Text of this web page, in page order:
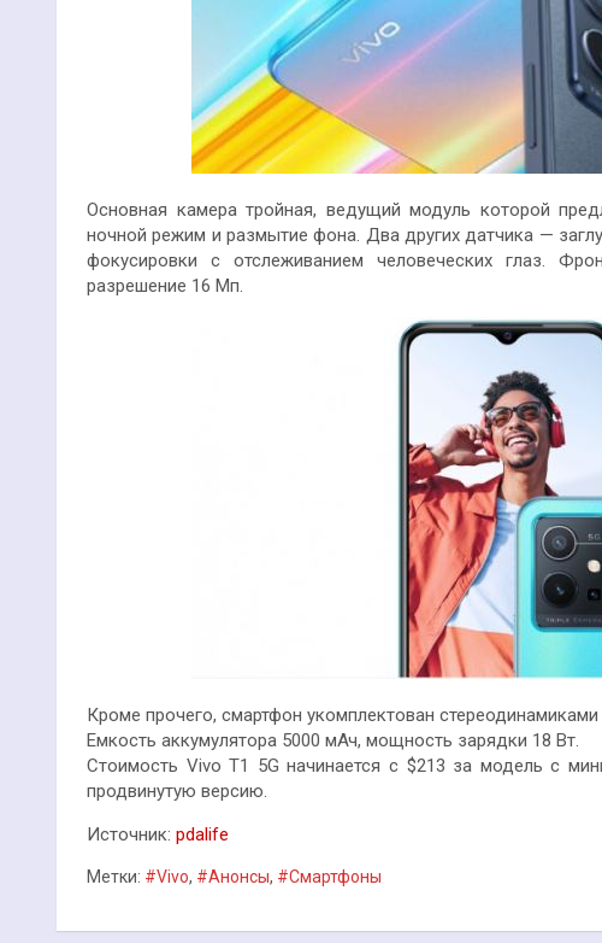
Основная камера тройная, ведущий модуль которой
ночной режим и размытие фона. Два других датчика —
фокусировки с отслеживанием человеческих глаз.
разрешение 16 Мп.
Кроме прочего, смартфон укомплектован
Емкость аккумулятора 5000 мАч, мощность зарядки 18 Вт.
Стоимость Vivo T1 5G начинается с $213 за модель с
продвинутую версию.
Источник: pdalife
Метки: #Vivo, #Анонсы, #Смартфоны